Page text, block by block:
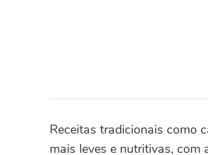
Receitas tradicionais como
mais leves e nutritivas, com